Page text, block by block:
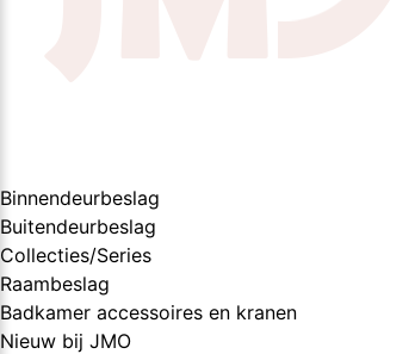
Binnendeurbeslag
Buitendeurbeslag
Collecties/Series
Raambeslag
Badkamer accessoires en kranen
Nieuw bij JMO